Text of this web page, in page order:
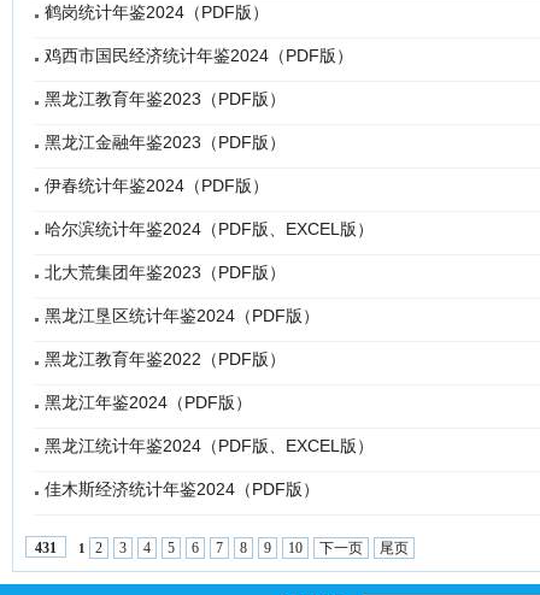
鹤岗统计年鉴2024（PDF版）
鸡西市国民经济统计年鉴2024（PDF版）
黑龙江教育年鉴2023（PDF版）
黑龙江金融年鉴2023（PDF版）
伊春统计年鉴2024（PDF版）
哈尔滨统计年鉴2024（PDF版、EXCEL版）
北大荒集团年鉴2023（PDF版）
黑龙江垦区统计年鉴2024（PDF版）
黑龙江教育年鉴2022（PDF版）
黑龙江年鉴2024（PDF版）
黑龙江统计年鉴2024（PDF版、EXCEL版）
佳木斯经济统计年鉴2024（PDF版）
431 1 2 3 4 5 6 7 8 9 10 下一页 尾页